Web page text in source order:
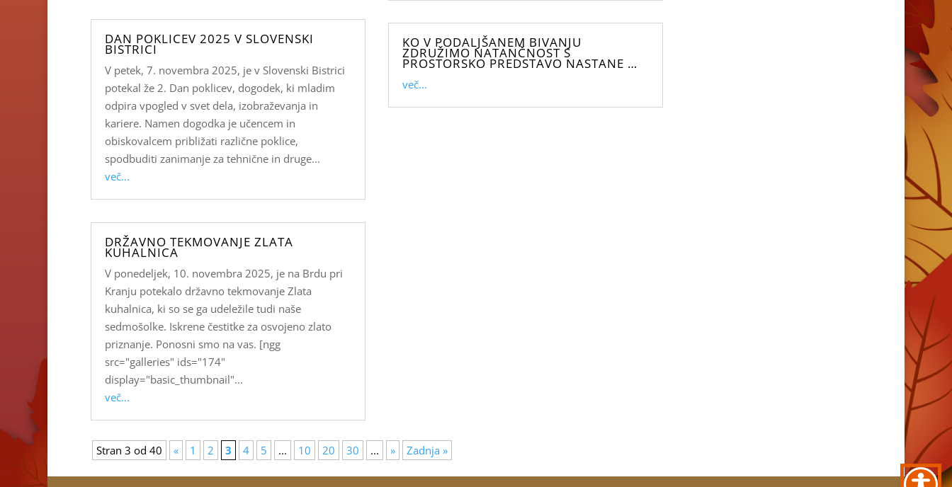
DAN POKLICEV 2025 V SLOVENSKI
BISTRICI
V petek, 7. novembra 2025, je v Slovenski Bistrici
potekal že 2. Dan poklicev, dogodek, ki mladim
odpira vpogled v svet dela, izobraževanja in
kariere. Namen dogodka je učencem in
obiskovalcem približati različne poklice,
spodbuditi zanimanje za tehnične in druge...
več...
DRŽAVNO TEKMOVANJE ZLATA
KUHALNICA
V ponedeljek, 10. novembra 2025, je na Brdu pri
Kranju potekalo državno tekmovanje Zlata
kuhalnica, ki so se ga udeležile tudi naše
sedmošolke. Iskrene čestitke za osvojeno zlato
priznanje. Ponosni smo na vas. [ngg
src="galleries" ids="174"
display="basic_thumbnail"...
več...
KO V PODALJŠANEM BIVANJU
ZDRUŽIMO NATANČNOST S
PROSTORSKO PREDSTAVO NASTANE …
več...
Stran 3 od 40 « 1 2 3 4 5 ... 10 20 30 ... » Zadnja »